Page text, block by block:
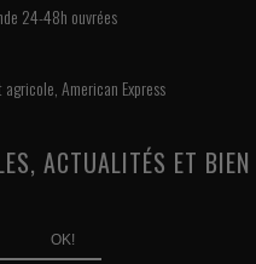
24-48h ouvrées
American Express
ACTUALITÉS ET BIEN
OK!